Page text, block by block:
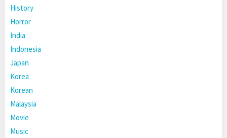
History
Horror
India
Indonesia
Japan
Korea
Korean
Malaysia
Movie
Music